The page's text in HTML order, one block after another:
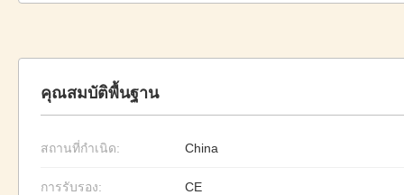
คุณสมบัติพื้นฐาน
สถานที่กำเนิด: China
การรับรอง: CE